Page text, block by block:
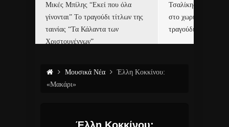
Μικές Μπίλης “Εκεί που όλα
γίνονται” Το τραγούδι τίτλων της
ταινίας “Τα Κάλαντα των
Χριστουγέννων”
Τσαλίκης,
στο χωριό του Άι
τραγούδι και video
Μουσικά Νέα
Έλλη Κοκκίνου:
«Μακάρι»